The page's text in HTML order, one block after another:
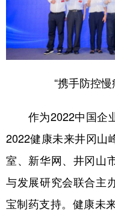
“携手防控慢
作为2022中国企业
2022健康未来井冈山
室、新华网、井冈山
与发展研究会联合主
宝制药支持。健康未